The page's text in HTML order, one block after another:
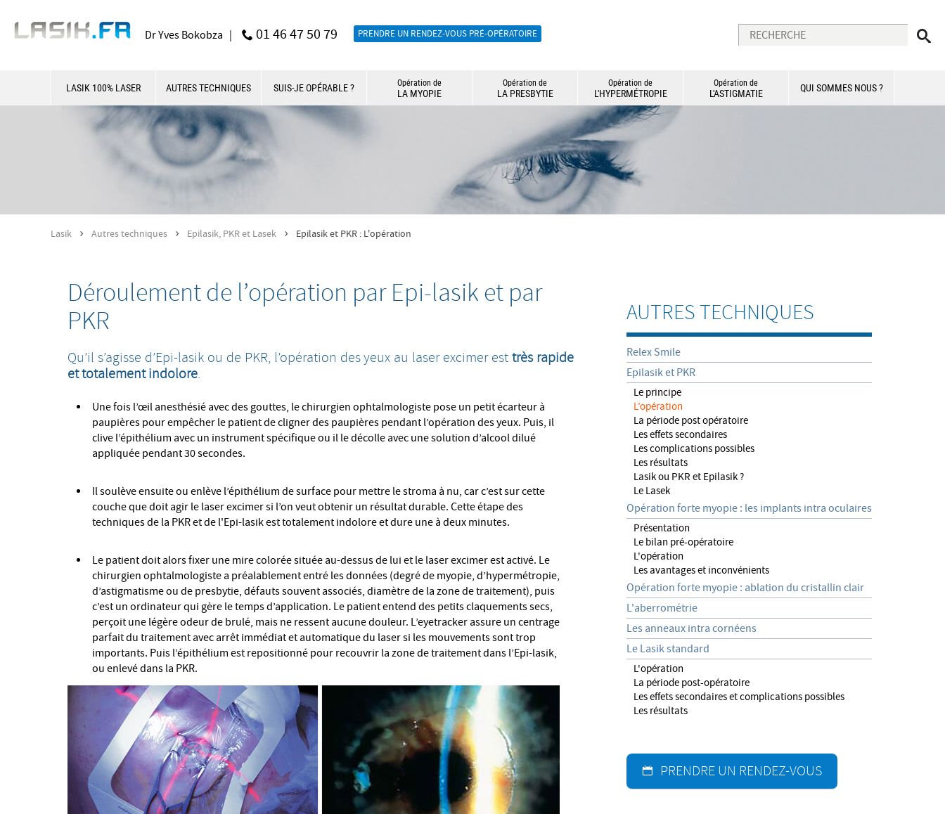
Dr Yves Bokobza | 01 46 47 50 79 PRENDRE UN RENDEZ-VOUS PRÉ-OPÉRATOIRE
LASIK 100% LASER AUTRES TECHNIQUES SUIS-JE OPÉRABLE ? Opération de
LA MYOPIE
Opération de
LA PRESBYTIE
Opération de
L'HYPERMÉTROPIE
Opération de
L'ASTIGMATIE QUI SOMMES NOUS ?
Lasik > Autres techniques > Epilasik, PKR et Lasek > Epilasik et PKR : L'opération
Déroulement de l’opération par Epi-lasik et par
PKR
Qu’il s’agisse d’Epi-lasik ou de PKR, l’opération des yeux au laser excimer esttrès rapide
et totalement indolore.
Une fois l’œil anesthésié avec des gouttes, le chirurgien ophtalmologiste pose un petit écarteur à
paupières pour empêcher le patient de cligner des paupières pendant l’opération des yeux. Puis, il
clive l’épithélium avec un instrument spécifique ou il le décolle avec une solution d’alcool dilué
appliquée pendant 30 secondes.
Il soulève ensuite ou enlève l’épithélium de surface pour mettre le stroma à nu, car c’est sur cette
couche que doit agir le laser excimer si l’on veut obtenir un résultat durable. Cette étape des
techniques de la PKR et de l'Epi-lasik est totalement indolore et dure une à deux minutes.
Le patient doit alors fixer une mire colorée située au-dessus de lui et le laser excimer est activé. Le
chirurgien ophtalmologiste a préalablement entré les données (degré de myopie, d’hypermétropie,
d’astigmatisme ou de presbytie, défauts souvent associés, diamètre de la zone de traitement), puis
c’est un ordinateur qui gère le temps d’application. Le patient entend des petits claquements secs,
perçoit une légère odeur de brulé, mais ne ressent aucune douleur. L’eyetracker assure un centrage
parfait du traitement avec arrêt immédiat et automatique du laser si les mouvements sont trop
importants. Puis l’épithélium est repositionné pour recouvrir la zone de traitement dans l’Epi-lasik,
ou enlevé dans la PKR.
AUTRES TECHNIQUES
Relex Smile
Epilasik et PKR
Le principe
L’opération
La période post opératoire
Les effets secondaires
Les complications possibles
Les résultats
Lasik ou PKR et Epilasik ?
Le Lasek
Opération forte myopie : les implants intra oculaires
Présentation
Le bilan pré-opératoire
L'opération
Les avantages et inconvénients
Opération forte myopie : ablation du cristallin clair
L'aberrométrie
Les anneaux intra cornéens
Le Lasik standard
L'opération
La période post-opératoire
Les effets secondaires et complications possibles
Les résultats
PRENDRE UN RENDEZ-VOUS